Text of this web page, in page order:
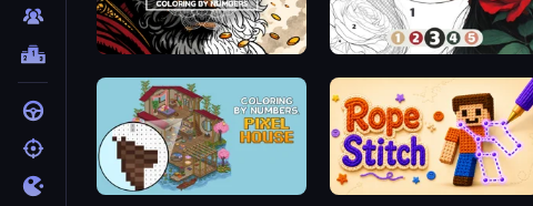
Color Tap: Coloring by Numbers Numicolor
Rope Stitch Puzzle